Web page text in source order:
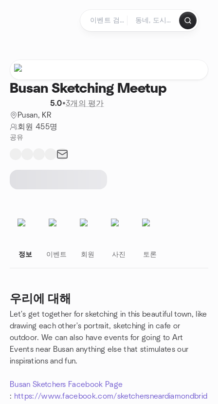
Busan Sketching Meetup
5.0•3개의 평가
Pusan, KR
회원 455명
공유
정보 이벤트 회원 사진 토론
우리에 대해
Let's get together for sketching in this beautiful town, like
drawing each other's portrait, sketching in cafe or
outdoor. We can also have events for going to Art
Events near Busan anything else that stimulates our
inspirations and fun.
Busan Sketchers Facebook Page
: https://www.facebook.com/sketchersneardiamondbrid
그룹 링크